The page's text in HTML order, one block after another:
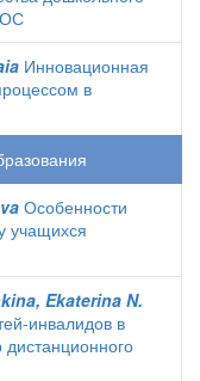
Инновационная
в
Особенности
учащихся
Ekaterina N.
инвалидов в